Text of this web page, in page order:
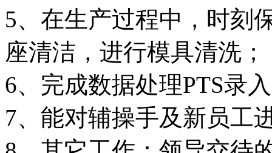
5、在生产过程中，时刻
座清洁，进行模具清洗；
6、完成数据处理PTS录
7、能对辅操手及新员工